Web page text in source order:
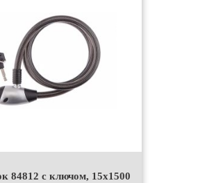
84812 с ключом, 15х1500